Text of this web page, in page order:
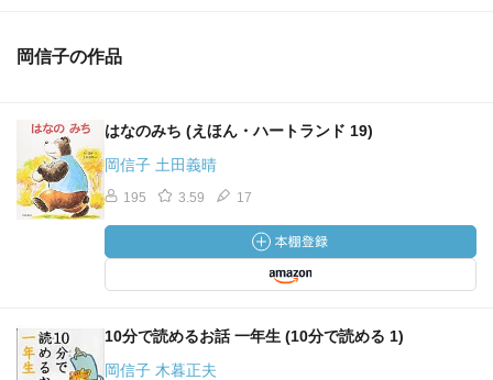
岡信子の作品
はなのみち (えほん・ハートランド 19)
岡信子 土田義晴
195 3.59 17
10分で読めるお話 一年生 (10分で読める 1)
岡信子 木暮正夫